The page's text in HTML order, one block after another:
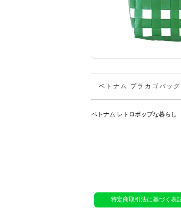
ベトナム プラカゴバッ
ベトナム レトロポップな暮らし
特定商取引法に基づく表